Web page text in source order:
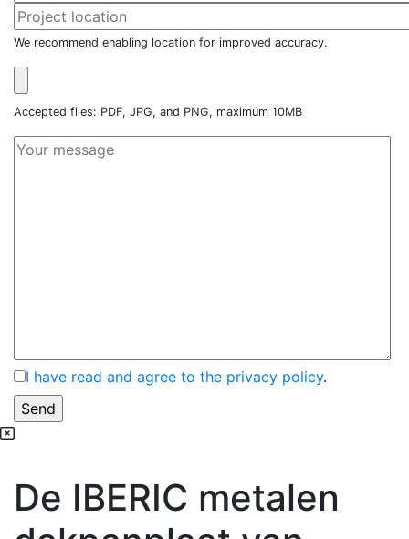
We recommend enabling location for improved accuracy.
Accepted files: PDF, JPG, and PNG, maximum 10MB
I have read and agree to the privacy policy.
De IBERIC metalen